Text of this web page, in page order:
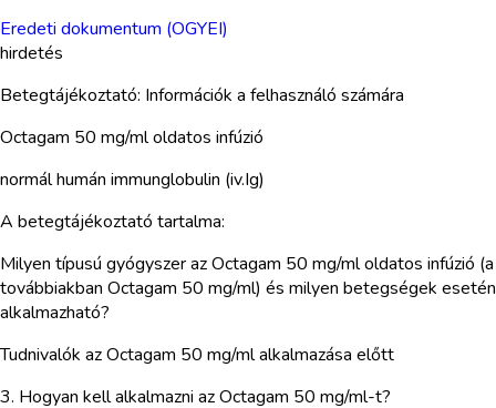
Eredeti dokumentum (OGYEI)
hirdetés
Betegtájékoztató: Információk a felhasználó számára
Octagam 50 mg/ml oldatos infúzió
normál humán immunglobulin (iv.Ig)
A betegtájékoztató tartalma:
Milyen típusú gyógyszer az Octagam 50 mg/ml oldatos infúzió (a
továbbiakban Octagam 50 mg/ml) és milyen betegségek esetén
alkalmazható?
Tudnivalók az Octagam 50 mg/ml alkalmazása előtt
3. Hogyan kell alkalmazni az Octagam 50 mg/ml-t?